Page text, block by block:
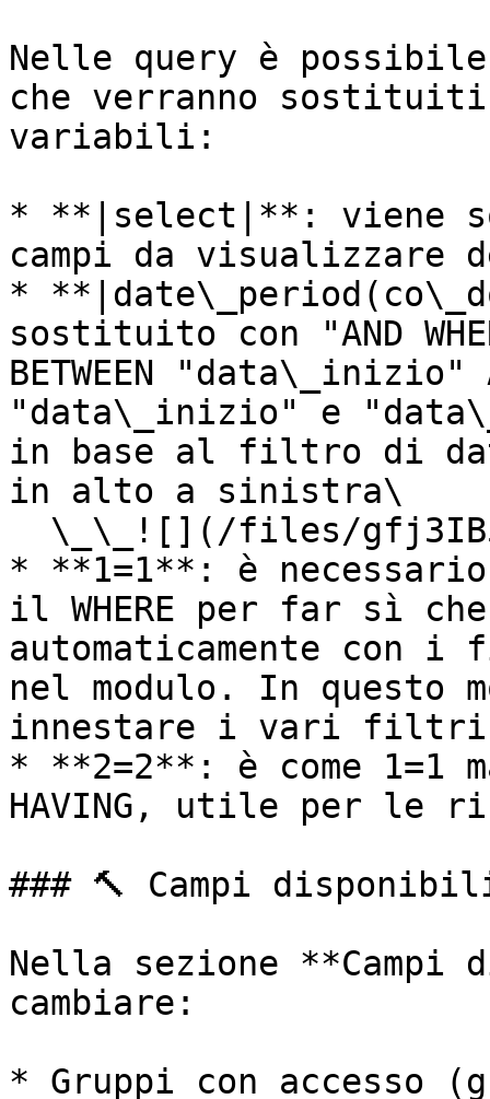
Nelle query è
che verranno sostituiti
variabili:
* **|select|**: viene
campi da
*
sostituito con "AND
BETWEEN
"data\_inizio" e
in base al filtro di
in alto a sinistra\
* **1=1**: è
il WHERE per far sì
automaticamente
nel modulo. In questo
innestare i vari filtri
* **2=2**: è come 1=1
HAVING, utile per le
### 🔨 Campi
Nella sezione
cambiare:
* Gruppi con accesso